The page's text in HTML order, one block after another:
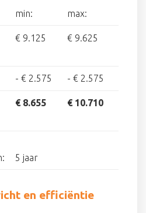
min: max:
€ 9.125 € 9.625
- € 2.575 - € 2.575
€ 8.655 € 10.710
5 jaar
en efficiëntie